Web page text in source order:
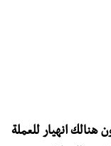
هنالك انهيار للعملة